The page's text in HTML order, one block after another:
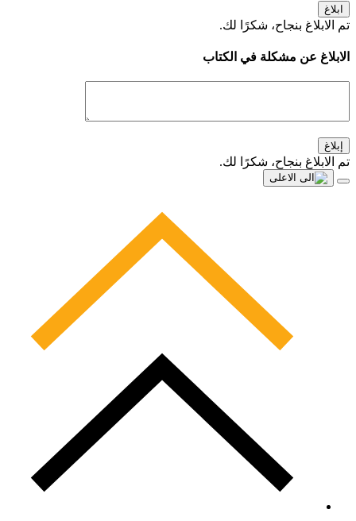
ابلاغ
تم الابلاغ بنجاح، شكرًا لك.
الابلاغ عن مشكلة في الكتاب
إبلاغ
تم الابلاغ بنجاح، شكرًا لك.